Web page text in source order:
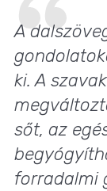
A
ki. A
sőt, az
forradalmi